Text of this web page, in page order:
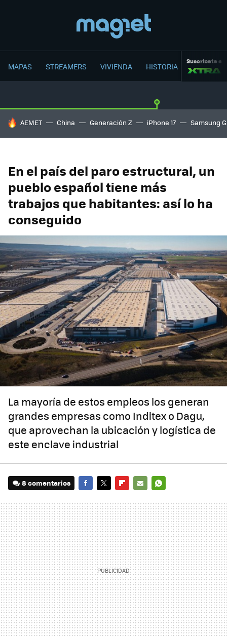
MAPAS STREAMERS VIVIENDA HISTORIA Suscríbete a
HOY SE HABLA DE
AEMET China Generación Z iPhone 17 Samsung
En el país del paro estructural, un
pueblo español tiene más
trabajos que habitantes: así lo ha
conseguido
La mayoría de estos empleos los generan
grandes empresas como Inditex o Dagu,
que aprovechan la ubicación y logística de
este enclave industrial
8 comentarios
MAIL